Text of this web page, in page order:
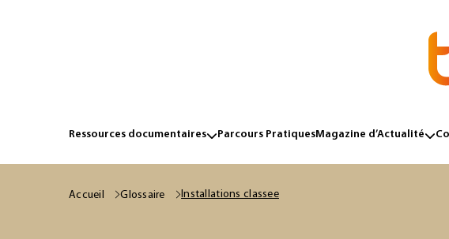
Ressources documentaires Parcours PratiquesMagazine d’Actualité
Accueil Glossaire Installations classee